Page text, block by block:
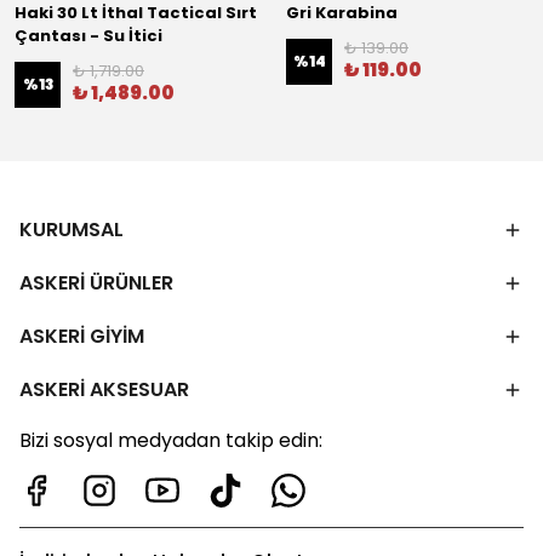
Haki 30 Lt İthal Tactical Sırt
Çantası - Su İtici
%13
₺ 1,719.00
₺ 1,489.00
Gri Karabina
%14
₺ 139.00
₺ 119.00
KURUMSAL
ASKERİ ÜRÜNLER
ASKERİ GİYİM
ASKERİ AKSESUAR
Bizi sosyal medyadan takip edin: